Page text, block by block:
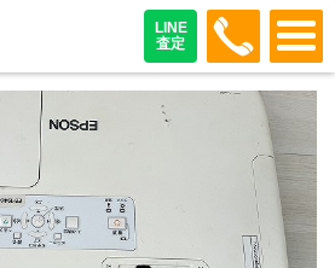
LINE
査定
048-